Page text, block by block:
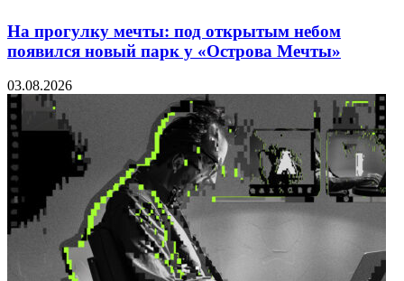
На прогулку мечты: под открытым небом
появился новый парк у «Острова Мечты»
03.08.2026